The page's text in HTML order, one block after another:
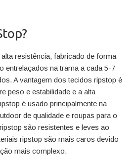
resistência, fabricado de forma
entrelaçados na trama a cada 5-7
A vantagem dos tecidos ripstop é
peso e estabilidade e a alta
é usado principalmente na
de qualidade e roupas para o
são resistentes e leves ao
ripstop são mais caros devido
mais complexo.